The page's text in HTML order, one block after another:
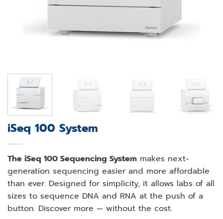
iSeq 100 System
The iSeq 100 Sequencing System makes next-
generation sequencing easier and more affordable
than ever. Designed for simplicity, it allows labs of all
sizes to sequence DNA and RNA at the push of a
button. Discover more — without the cost.